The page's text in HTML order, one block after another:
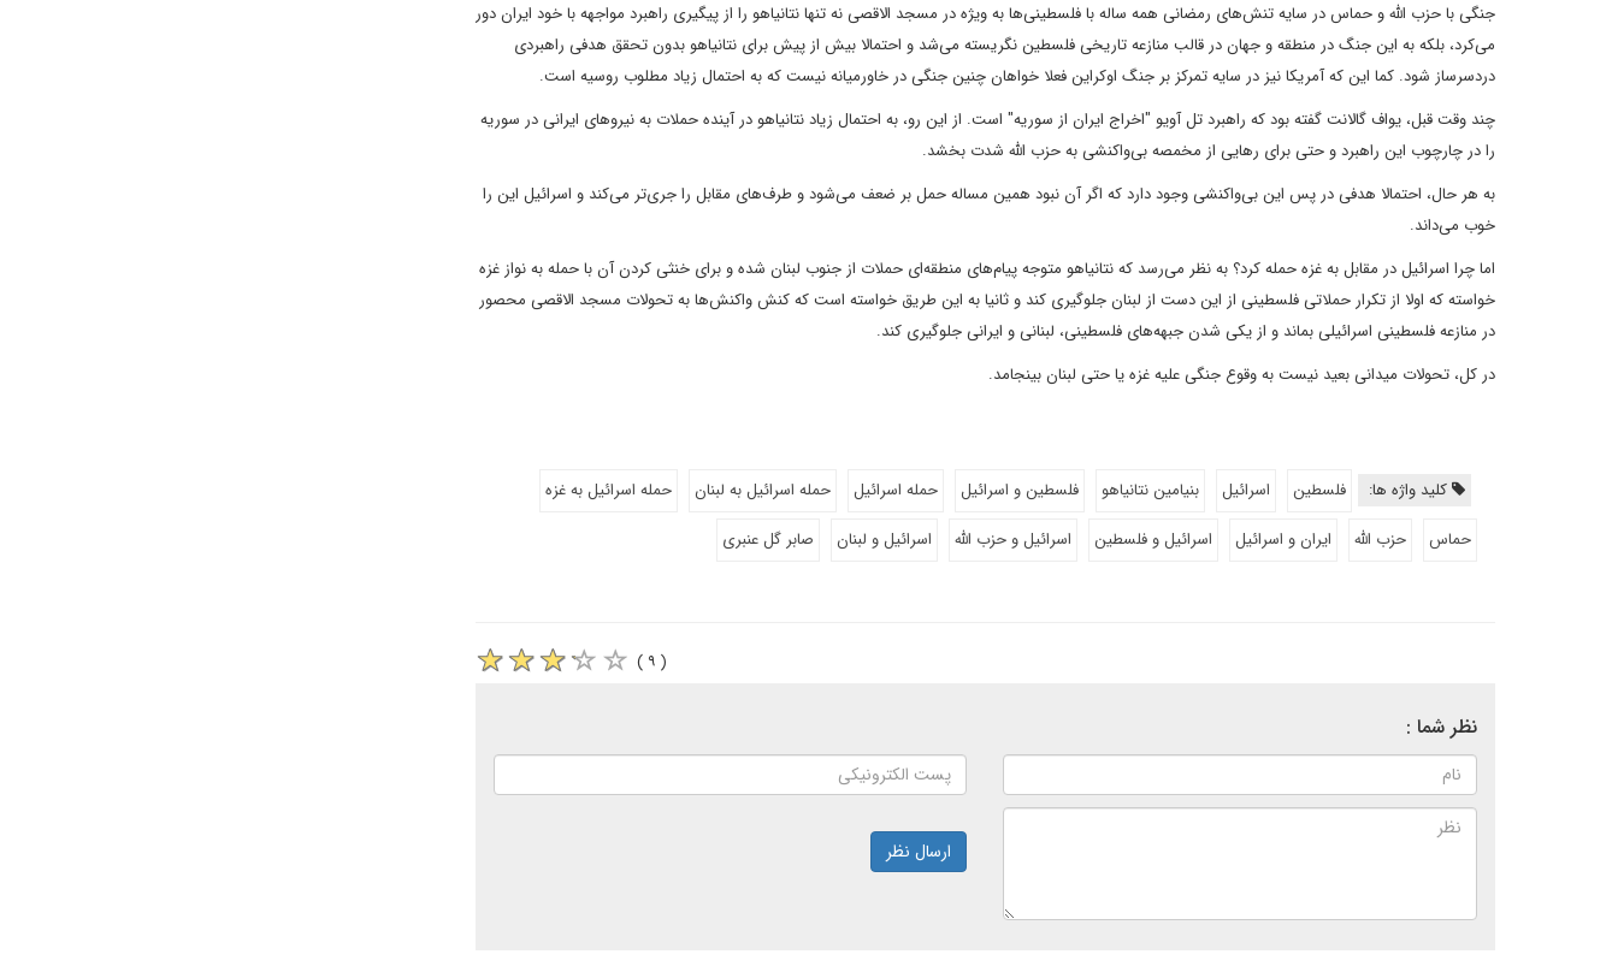
جنگی با حزب الله و حماس در سایه تنش‌های رمضانی همه ساله با فلسطینی‌ها به ویژه در مسجد الاقصی نه تنها نتانیاهو را از پیگیری راهبرد مواجهه با خود ایران دور
می‌کرد، بلکه به این جنگ در منطقه و جهان در قالب منازعه تاریخی فلسطین نگریسته می‌شد و احتمالا بیش از پیش برای نتانیاهو بدون تحقق هدفی راهبردی
دردسرساز شود. کما این که آمریکا نیز در سایه تمرکز بر جنگ اوکراین فعلا خواهان چنین جنگی در خاورمیانه نیست که به احتمال زیاد مطلوب روسیه است.
چند وقت قبل، یواف گالانت گفته بود که راهبرد تل آویو "اخراج ایران از سوریه" است. از این رو، به احتمال زیاد نتانیاهو در آینده حملات به نیروهای ایرانی در سوریه
را در چارچوب این راهبرد و حتی برای رهایی از مخمصه بی‌واکنشی به حزب الله شدت بخشد.
به هر حال، احتمالا هدفی در پس این بی‌واکنشی وجود دارد که اگر آن نبود همین مساله حمل بر ضعف می‌شود و طرف‌های مقابل را جری‌تر می‌کند و اسرائیل این را
خوب می‌داند.
اما چرا اسرائیل در مقابل به غزه حمله کرد؟ به نظر می‌رسد که نتانیاهو متوجه پیام‌های منطقه‌ای حملات از جنوب لبنان شده و برای خنثی کردن آن با حمله به نواز غزه
خواسته که اولا از تکرار حملاتی فلسطینی از این دست از لبنان جلوگیری کند و ثانیا به این طریق خواسته است که کنش واکنش‌ها به تحولات مسجد الاقصی محصور
در منازعه فلسطینی اسرائیلی بماند و از یکی شدن جبهه‌های فلسطینی، لبنانی و ایرانی جلوگیری کند.
در کل، تحولات میدانی بعید نیست به وقوع جنگی علیه غزه یا حتی لبنان بینجامد.
کلید واژه ها: فلسطین اسرائیل بنیامین نتانیاهو فلسطین و اسرائیل حمله اسرائیل حمله اسرائیل به لبنان
حمله اسرائیل به غزه
حماس
حزب الله ایران و اسرائیل اسرائیل و فلسطین اسرائیل و حزب الله اسرائیل و لبنان صابر گل عنبری
( ۹ )
نظر شما :
ارسال نظر